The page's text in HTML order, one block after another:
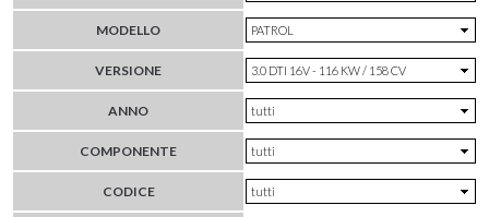
MODELLO
VERSIONE
ANNO
COMPONENTE
CODICE